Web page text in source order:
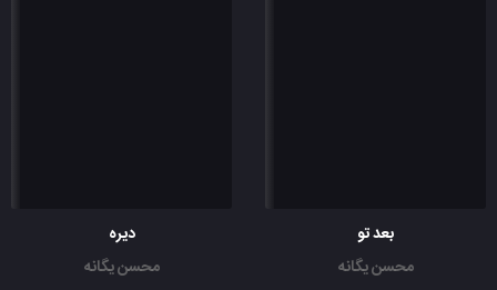
بعد تو
محسن یگانه
دیره
محسن یگانه